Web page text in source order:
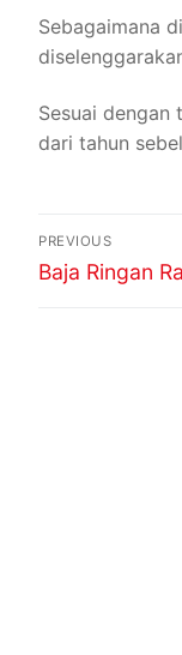
Sebagaimana
Sesuai dengan
dari tahun
PREVIOUS
Baja Ringan